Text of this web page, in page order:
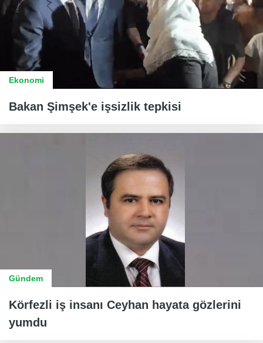
Ekonomi
Bakan Şimşek'e işsizlik tepkisi
Gündem
Körfezli iş insanı Ceyhan hayata gözlerini
yumdu